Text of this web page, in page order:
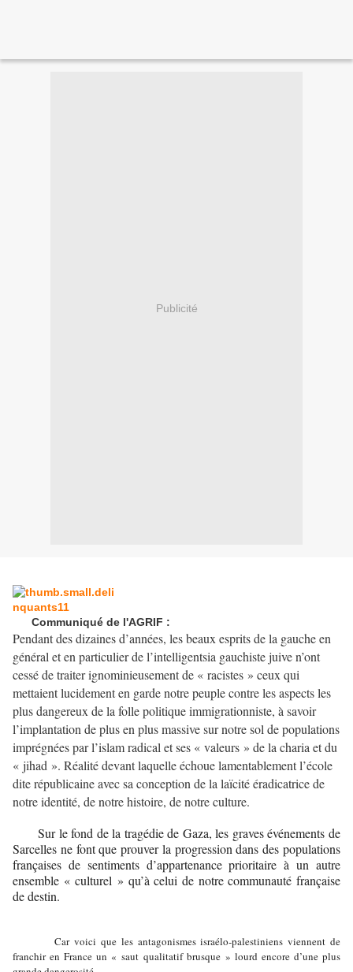
Publicité
Communiqué de l'AGRIF :
Pendant des dizaines d’années, les beaux esprits de la gauche en
général et en particulier de l’intelligentsia gauchiste juive n’ont
cessé de traiter ignominieusement de « racistes » ceux qui
mettaient lucidement en garde notre peuplecontreles aspects les
plus dangereux de la follepolitiqueimmigrationniste, à savoir
l’implantation de plus en plus massive sur notre sol de populations
imprégnées par l’islam radical et ses « valeurs » de la charia et du
« jihad ». Réalité devant laquelle échoue lamentablement l’école
dite républicaine avec sa conception de la laïcité éradicatrice de
notre identité, de notre histoire, de notre culture.
Surle fond de la tragédie de Gaza, les graves événements de
Sarcelles ne font que prouver la progression dans des populations
françaises de sentiments d’appartenance prioritaire à un autre
ensemble « culturel » qu’à celui de notre communauté française
de destin.
Car voici que les antagonismes israélo-palestiniens viennent de
franchir en France un « saut qualitatif brusque » lourd encore d’une plus